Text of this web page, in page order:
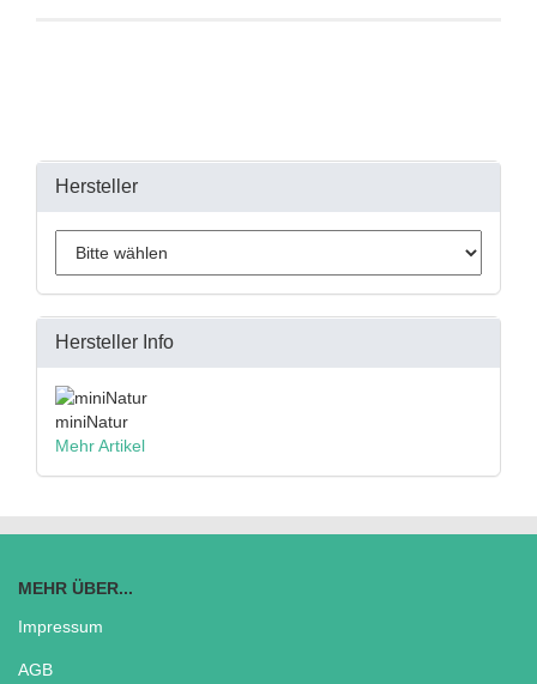
Hersteller
Hersteller Info
miniNatur
Mehr Artikel
MEHR ÜBER...
Impressum
AGB